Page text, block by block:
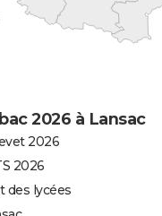
2026 à Lansac
2026
2026
des lycées